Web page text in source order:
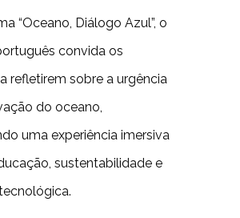
“Oceano, Diálogo Azul”, o
convida os
refletirem sobre a urgência
do oceano,
uma experiência imersiva
sustentabilidade e